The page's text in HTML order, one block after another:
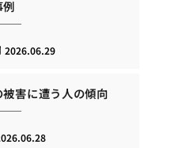
例
2026.06.29
害に遭う人の傾向